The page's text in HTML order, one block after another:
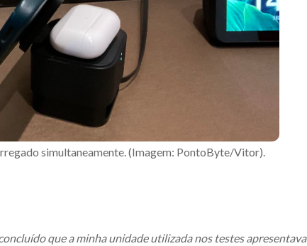
simultaneamente. (Imagem: PontoByte/Vitor).
que a minha unidade utilizada nos testes apresentava